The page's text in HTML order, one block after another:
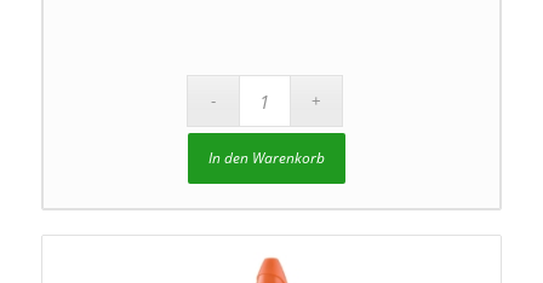
In den Warenkorb